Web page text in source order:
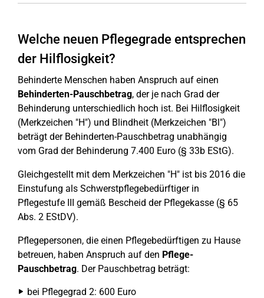
Welche neuen Pflegegrade entsprechen
der Hilflosigkeit?
Behinderte Menschen haben Anspruch auf einen
Behinderten-Pauschbetrag, der je nach Grad der
Behinderung unterschiedlich hoch ist. Bei Hilflosigkeit
(Merkzeichen "H") und Blindheit (Merkzeichen "Bl")
beträgt der Behinderten-Pauschbetrag unabhängig
vom Grad der Behinderung 7.400 Euro (§ 33b EStG).
Gleichgestellt mit dem Merkzeichen "H" ist bis 2016 die
Einstufung als Schwerstpflegebedürftiger in
Pflegestufe III gemäß Bescheid der Pflegekasse (§ 65
Abs. 2 EStDV).
Pflegepersonen, die einen Pflegebedürftigen zu Hause
betreuen, haben Anspruch auf den Pflege-
Pauschbetrag. Der Pauschbetrag beträgt:
bei Pflegegrad 2: 600 Euro